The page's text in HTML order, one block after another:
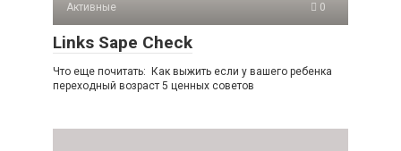
Активные 0
Links Sape Check
Что еще почитать: Как выжить если у вашего ребенка
переходный возраст 5 ценных советов